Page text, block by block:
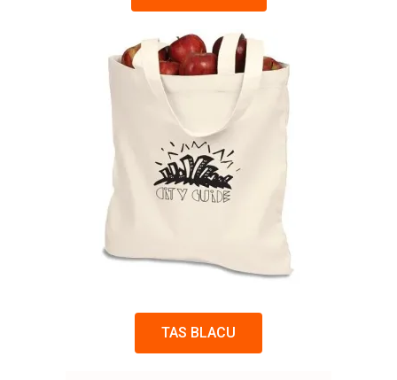
TAS BLACU